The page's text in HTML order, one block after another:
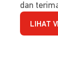
dan
LIHAT